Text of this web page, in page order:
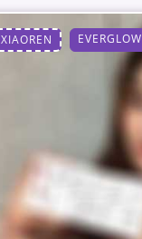
XIAOREN EVERGLOW